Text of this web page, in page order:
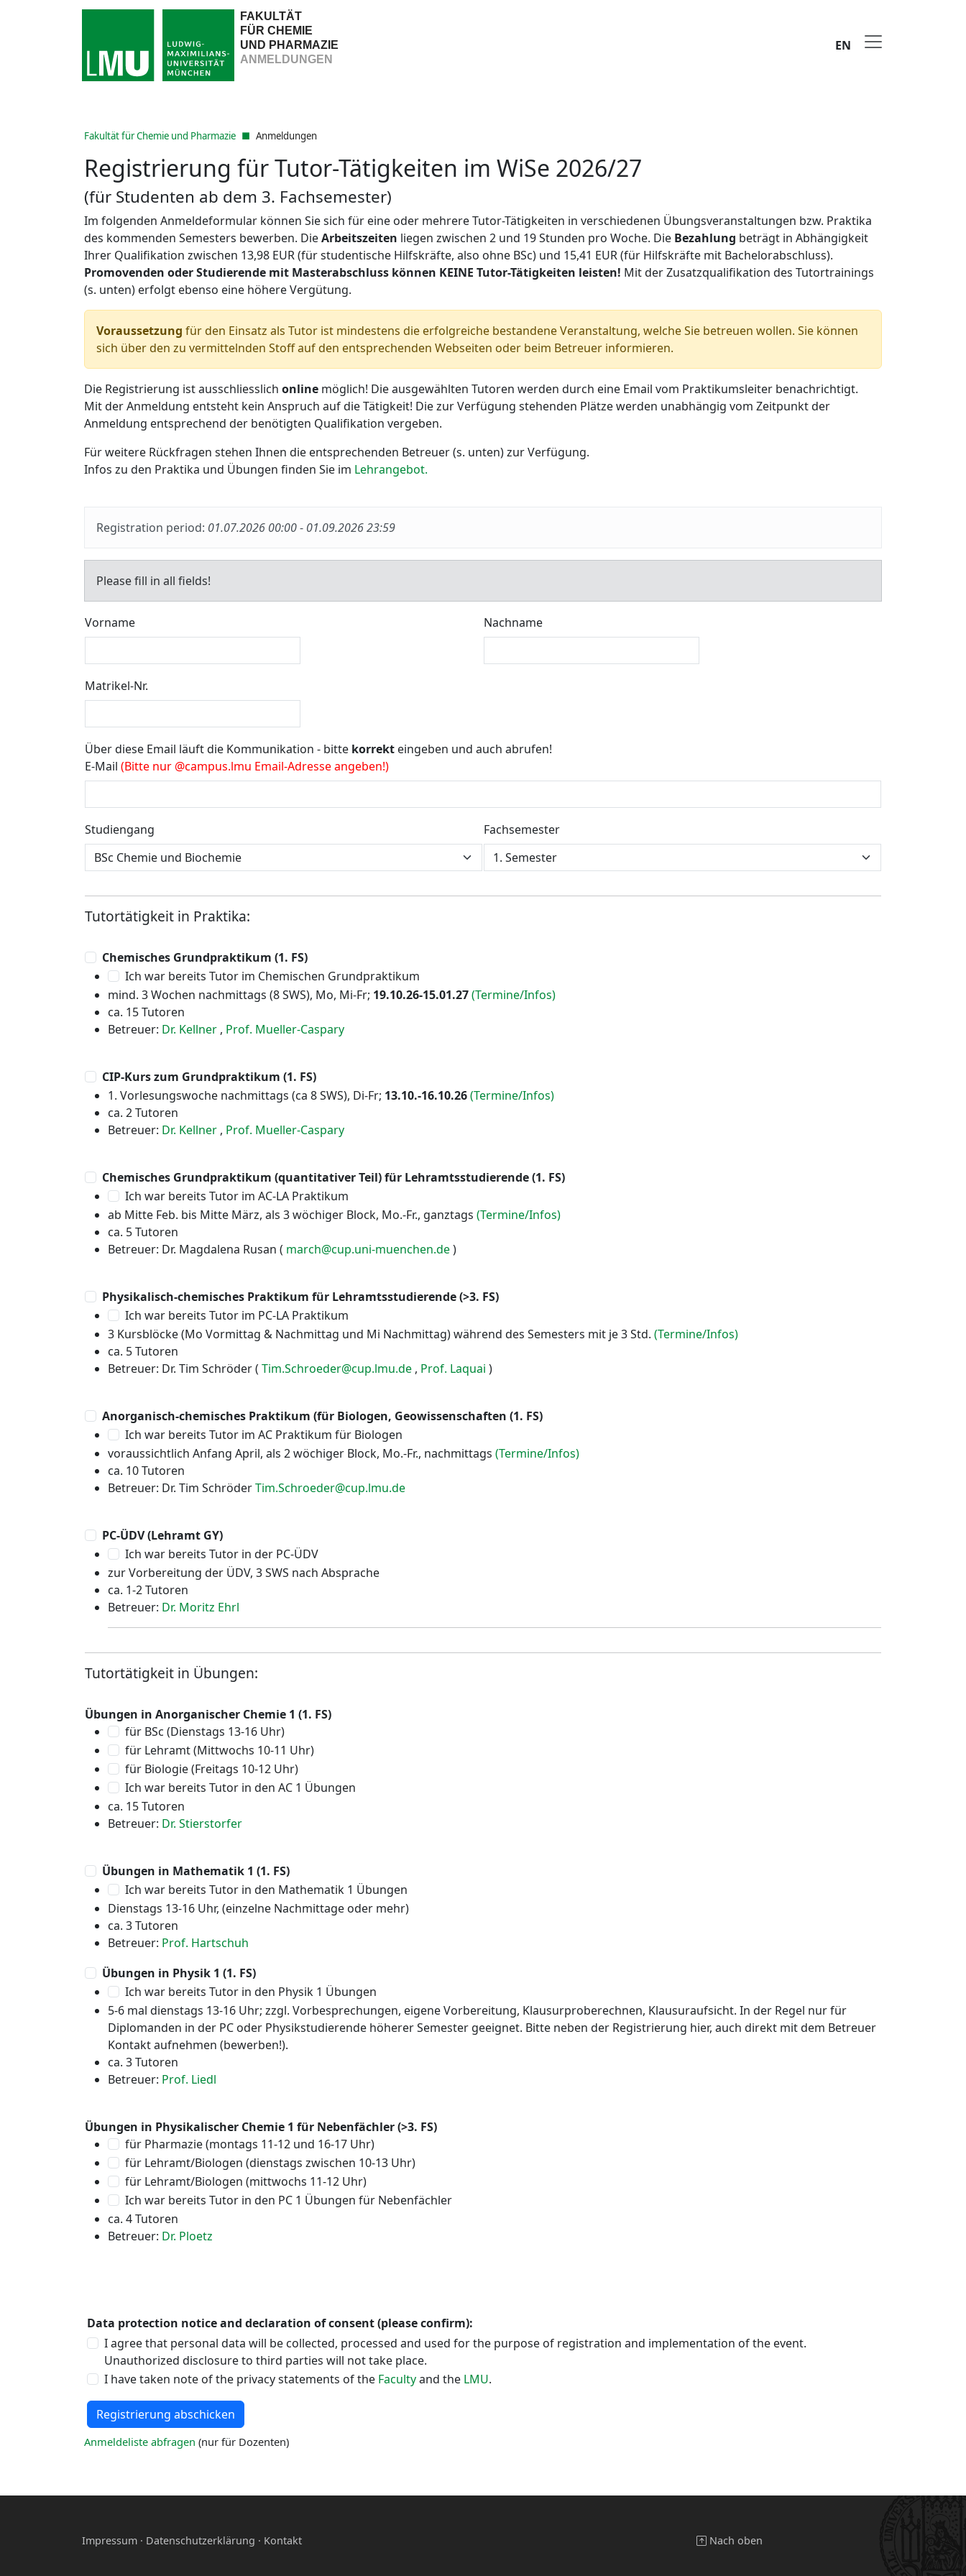
FAKULTÄT
FÜR CHEMIE
UND PHARMAZIE
ANMELDUNGEN
EN
Fakultät für Chemie und Pharmazie Anmeldungen
Registrierung für Tutor-Tätigkeiten im WiSe 2026/27
(für Studenten ab dem 3. Fachsemester)
Im folgenden Anmeldeformular können Sie sich für eine oder mehrere Tutor-Tätigkeiten in verschiedenen Übungsveranstaltungen bzw. Praktika
des kommenden Semesters bewerben. DieArbeitszeiten liegen zwischen 2 und 19 Stunden pro Woche. Die Bezahlung beträgt in Abhängigkeit
Ihrer Qualifikation zwischen 13,98 EUR (für studentische Hilfskräfte, also ohne BSc) und 15,41 EUR (für Hilfskräfte mit Bachelorabschluss).
Promovenden oder Studierende mit Masterabschluss können KEINE Tutor-Tätigkeiten leisten! Mit der Zusatzqualifikation des Tutortrainings
(s. unten) erfolgt ebenso eine höhere Vergütung.
Voraussetzung für den Einsatz als Tutor ist mindestens die erfolgreiche bestandene Veranstaltung, welche Sie betreuen wollen. Sie können
sich über den zu vermittelnden Stoff auf den entsprechenden Webseiten oder beim Betreuer informieren.
Die Registrierung ist ausschliesslich online möglich! Die ausgewählten Tutoren werden durch eine Email vom Praktikumsleiter benachrichtigt.
Mit der Anmeldung entsteht kein Anspruch auf die Tätigkeit! Die zur Verfügung stehenden Plätze werden unabhängig vom Zeitpunkt der
Anmeldung entsprechend der benötigten Qualifikation vergeben.
Für weitere Rückfragen stehen Ihnen die entsprechenden Betreuer (s. unten) zur Verfügung.
Infos zu den Praktika und Übungen finden Sie im Lehrangebot.
Registration period: 01.07.2026 00:00- 01.09.2026 23:59
Please fill in all fields!
Vorname Nachname
Matrikel-Nr.
Über diese Email läuft die Kommunikation - bitte korrekt eingeben und auch abrufen!
E-Mail (Bitte nur @campus.lmu Email-Adresse angeben!)
Studiengang Fachsemester
Tutortätigkeit in Praktika:
Chemisches Grundpraktikum (1. FS)
Ich war bereits Tutor im Chemischen Grundpraktikum
mind. 3 Wochen nachmittags (8 SWS), Mo, Mi-Fr; 19.10.26-15.01.27(Termine/Infos)
ca. 15 Tutoren
Betreuer: Dr. Kellner , Prof. Mueller-Caspary
CIP-Kurs zum Grundpraktikum (1. FS)
1. Vorlesungswoche nachmittags (ca 8 SWS), Di-Fr; 13.10.-16.10.26(Termine/Infos)
ca. 2 Tutoren
Betreuer: Dr. Kellner , Prof. Mueller-Caspary
Chemisches Grundpraktikum (quantitativer Teil) für Lehramtsstudierende (1. FS)
Ich war bereits Tutor im AC-LA Praktikum
ab Mitte Feb. bis Mitte März, als 3 wöchiger Block, Mo.-Fr., ganztags (Termine/Infos)
ca. 5 Tutoren
Betreuer: Dr. Magdalena Rusan ( march@cup.uni-muenchen.de)
Physikalisch-chemisches Praktikum für Lehramtsstudierende (>3. FS)
Ich war bereits Tutor im PC-LA Praktikum
3 Kursblöcke (Mo Vormittag & Nachmittag und Mi Nachmittag) während des Semesters mit je 3 Std. (Termine/Infos)
ca. 5 Tutoren
Betreuer: Dr. Tim Schröder ( Tim.Schroeder@cup.lmu.de , Prof. Laquai )
Anorganisch-chemisches Praktikum (für Biologen, Geowissenschaften (1. FS)
Ich war bereits Tutor im AC Praktikum für Biologen
voraussichtlich Anfang April, als 2 wöchiger Block, Mo.-Fr., nachmittags (Termine/Infos)
ca. 10 Tutoren
Betreuer: Dr. Tim SchröderTim.Schroeder@cup.lmu.de
PC-ÜDV (Lehramt GY)
Ich war bereits Tutor in der PC-ÜDV
zur Vorbereitung der ÜDV, 3 SWS nach Absprache
ca. 1-2 Tutoren
Betreuer: Dr. Moritz Ehrl
Tutortätigkeit in Übungen:
Übungen in Anorganischer Chemie 1 (1. FS)
für BSc (Dienstags 13-16 Uhr)
für Lehramt (Mittwochs 10-11 Uhr)
für Biologie (Freitags 10-12 Uhr)
Ich war bereits Tutor in den AC 1 Übungen
ca. 15 Tutoren
Betreuer: Dr. Stierstorfer
Übungen in Mathematik 1 (1. FS)
Ich war bereits Tutor in den Mathematik 1 Übungen
Dienstags 13-16 Uhr, (einzelne Nachmittage oder mehr)
ca. 3 Tutoren
Betreuer: Prof. Hartschuh
Übungen in Physik 1 (1. FS)
Ich war bereits Tutor in den Physik 1 Übungen
5-6 mal dienstags 13-16 Uhr; zzgl. Vorbesprechungen, eigene Vorbereitung, Klausurproberechnen, Klausuraufsicht. In der Regel nur für
Diplomanden in der PC oder Physikstudierende höherer Semester geeignet. Bitte neben der Registrierung hier, auch direkt mit dem Betreuer
Kontakt aufnehmen (bewerben!).
ca. 3 Tutoren
Betreuer: Prof. Liedl
Übungen in Physikalischer Chemie 1 für Nebenfächler (>3. FS)
für Pharmazie (montags 11-12 und 16-17 Uhr)
für Lehramt/Biologen (dienstags zwischen 10-13 Uhr)
für Lehramt/Biologen (mittwochs 11-12 Uhr)
Ich war bereits Tutor in den PC 1 Übungen für Nebenfächler
ca. 4 Tutoren
Betreuer: Dr. Ploetz
Data protection notice and declaration of consent (please confirm):
I agree that personal data will be collected, processed and used for the purpose of registration and implementation of the event.
Unauthorized disclosure to third parties will not take place.
I have taken note of the privacy statements of the Facultyand the LMU.
Anmeldeliste abfragen (nur für Dozenten)
Impressum · Datenschutzerklärung · Kontakt Nach oben